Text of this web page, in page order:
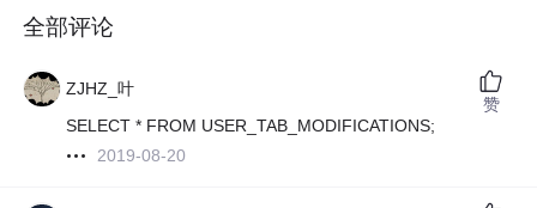
全部评论
ZJHZ_叶
SELECT * FROM USER_TAB_MODIFICATIONS;
2019-08-20
赞